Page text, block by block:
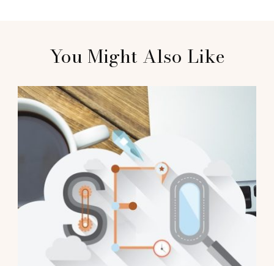
Navigation
You Might Also Like